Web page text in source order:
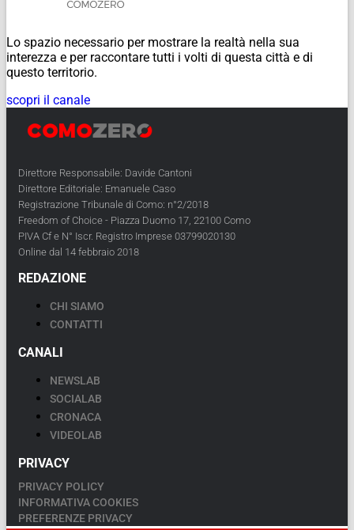
Lo spazio necessario per mostrare la realtà nella sua
interezza e per raccontare tutti i volti di questa città e di
questo territorio.
scopri il canale
Direttore Responsabile: Davide Cantoni
Direttore Editoriale: Emanuele Caso
Registrazione Tribunale di Como: n°2/2018
Freedom of Choice - Piazza Duomo 17, 22100 Como
PIVA Cf e N° Iscr. Registro Imprese 03799020130
Online dal 14 febbraio 2018
REDAZIONE
CHI SIAMO
CONTATTI
CANALI
NEWSLAB
SOCIALAB
CRONACA
VIDEOLAB
PRIVACY
PRIVACY POLICY
INFORMATIVA COOKIES
PREFERENZE PRIVACY